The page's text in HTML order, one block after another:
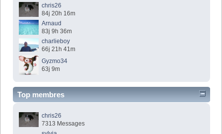
chris26
84j 20h 16m
Arnaud
83j 9h 36m
charlieboy
66j 21h 41m
Gyzmo34
63j 9m
Top membres
chris26
7313 Messages